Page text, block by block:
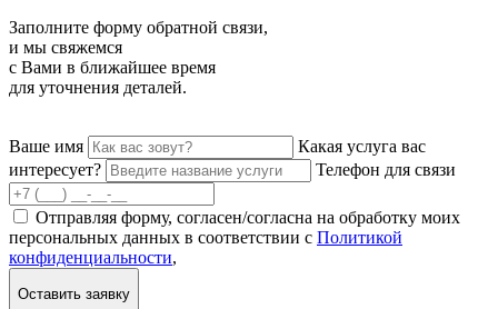
Заполните форму обратной связи,
и мы свяжемся
с Вами в ближайшее время
для уточнения деталей.
Ваше имя
Какая услуга вас
интересует?
Телефон для связи
Отправляя форму, согласен/согласна на обработку моих
персональных данных в соответствии с Политикой
конфиденциальности,
Оставить заявку